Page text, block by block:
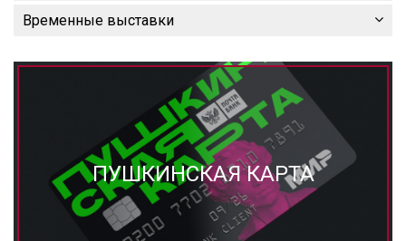
Временные выставки
ПУШКИНСКАЯ КАРТА